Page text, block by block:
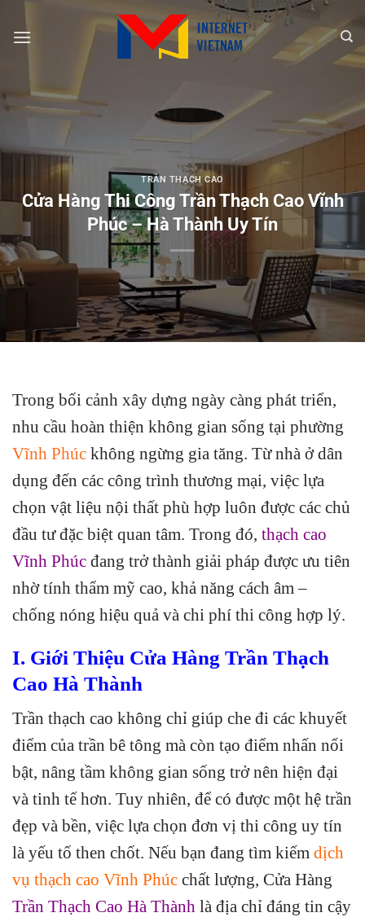
đến
TRẦN THẠCH CAO
Cửa Hàng Thi Công Trần Thạch Cao Vĩnh
Phúc – Hà Thành Uy Tín
Trong bối cảnh xây dựng ngày càng phát triển,
nhu cầu hoàn thiện không gian sống tại phường
Vĩnh Phúc không ngừng gia tăng. Từ nhà ở dân
dụng đến các công trình thương mại, việc lựa
chọn vật liệu nội thất phù hợp luôn được các chủ
đầu tư đặc biệt quan tâm. Trong đó, thạch cao
Vĩnh Phúc đang trở thành giải pháp được ưu tiên
nhờ tính thẩm mỹ cao, khả năng cách âm –
chống nóng hiệu quả và chi phí thi công hợp lý.
I. Giới Thiệu Cửa Hàng Trần Thạch
Cao Hà Thành
Trần thạch cao không chỉ giúp che đi các khuyết
điểm của trần bê tông mà còn tạo điểm nhấn nổi
bật, nâng tầm không gian sống trở nên hiện đại
và tinh tế hơn. Tuy nhiên, để có được một hệ trần
đẹp và bền, việc lựa chọn đơn vị thi công uy tín
là yếu tố then chốt. Nếu bạn đang tìm kiếm dịch
vụ thạch cao Vĩnh Phúc chất lượng, Cửa Hàng
Trần Thạch Cao Hà Thành là địa chỉ đáng tin cậy